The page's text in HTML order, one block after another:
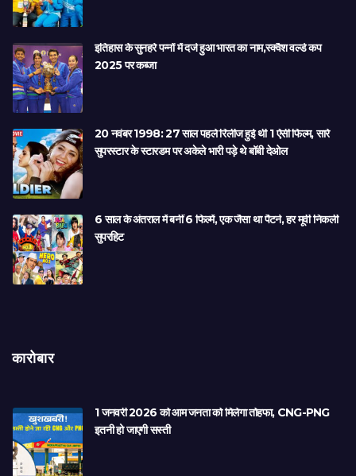
इतिहास के सुनहरे पन्नों में दर्ज हुआ भारत का नाम,स्क्वैश वर्ल्ड कप
2025 पर कब्जा
20 नवंबर 1998: 27 साल पहले रिलीज हुई थी 1 ऐसी फिल्म, सारे
सुपरस्टार के स्टारडम पर अकेले भारी पड़े थे बॉबी देओल
6 साल के अंतराल में बनीं 6 फिल्में, एक जैसा था पैटर्न, हर मूवी निकली
सुपरहिट
कारोबार
1 जनवरी 2026 को आम जनता को मिलेगा तोहफा, CNG-PNG
इतनी हो जाएगी सस्ती